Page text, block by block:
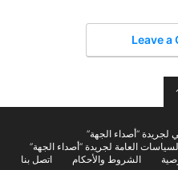
Leave a
“أصداء الجهة”
العامة لجريدة “أصداء الجهة”
الشروط والأحكام اتصل بنا